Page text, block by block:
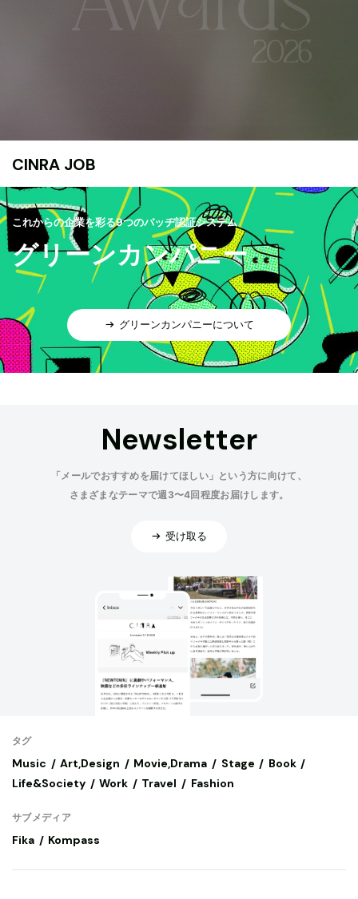
CINRA JOB
これからの企業を彩る9つのバッヂ認証システム
グリーンカンパニー
グリーンカンパニーについて
Newsletter
「メールでおすすめを届けてほしい」という方に向けて、
さまざまなテーマで週3〜4回程度お届けします。
受け取る
タグ
Music Art,Design Movie,Drama Stage
Book
Life&Society
Work Travel Fashion
サブメディア
Fika Kompass